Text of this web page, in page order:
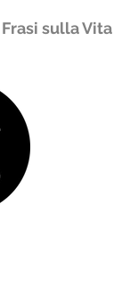
Frasi sulla Vita